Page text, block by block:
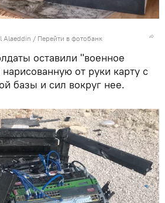
Alaeddin / Перейти в фотобанк
оставили "военное
от руки карту с
базы и сил вокруг нее.